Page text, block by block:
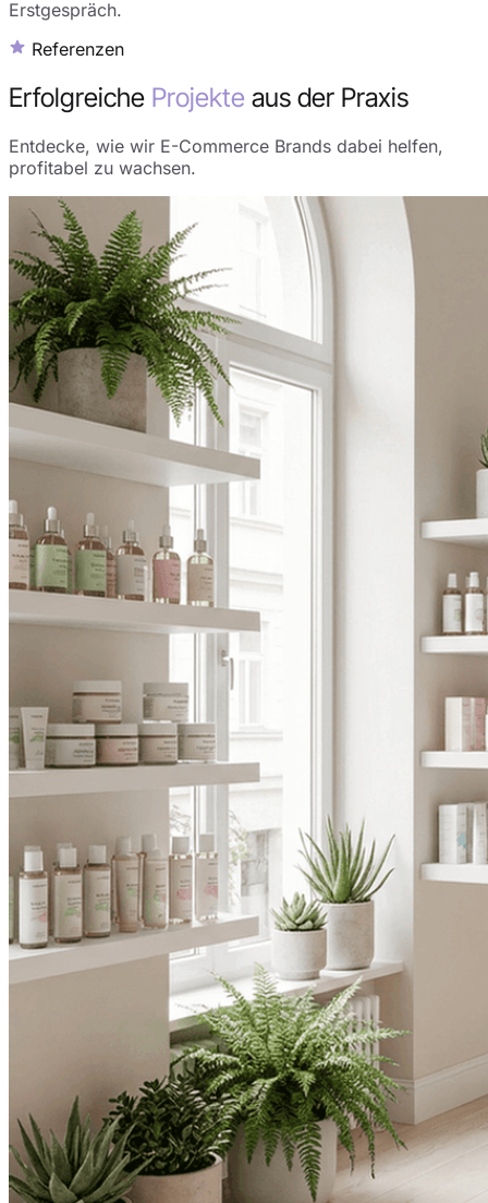
Erstgespräch.
Referenzen
Erfolgreiche Projekte aus der Praxis
Entdecke, wie wir E-Commerce Brands dabei helfen,
profitabel zu wachsen.